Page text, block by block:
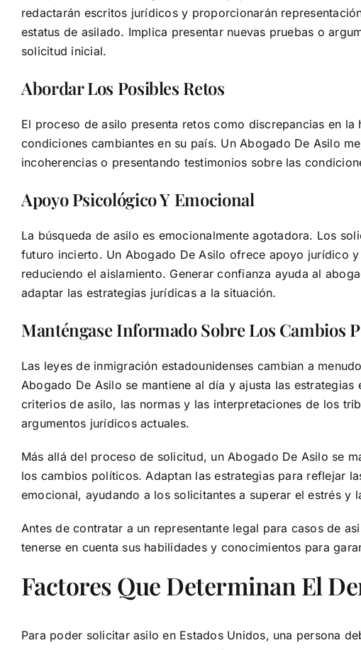
redactarán escritos jurídicos y proporcionarán
estatus de asilado. Implica presentar nuevas pruebas o
solicitud inicial.
Abordar Los Posibles Retos
El proceso de asilo presenta retos como discrepancias en
condiciones cambiantes en su país. Un Abogado De Asilo
incoherencias o presentando testimonios sobre las
Apoyo Psicológico Y Emocional
La búsqueda de asilo es emocionalmente agotadora. Los
futuro incierto. Un Abogado De Asilo ofrece apoyo jurídico
reduciendo el aislamiento. Generar confianza ayuda al
adaptar las estrategias jurídicas a la situación.
Manténgase Informado Sobre Los Cambios
Las leyes de inmigración estadounidenses cambian a
Abogado De Asilo se mantiene al día y ajusta las
criterios de asilo, las normas y las interpretaciones de los
argumentos jurídicos actuales.
Más allá del proceso de solicitud, un Abogado De Asilo se
los cambios políticos. Adaptan las estrategias para reflejar
emocional, ayudando a los solicitantes a superar el estrés y
Antes de contratar a un representante legal para casos de
tenerse en cuenta sus habilidades y conocimientos para
Factores Que Determinan El
Para poder solicitar asilo en Estados Unidos, una persona